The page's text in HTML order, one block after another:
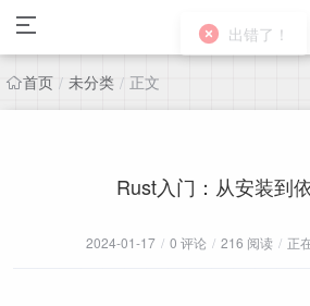
首页 / 未分类 / 正文
Rust入门：从安装到
2024-01-17 / 0 评论 / 216 阅读 / 正